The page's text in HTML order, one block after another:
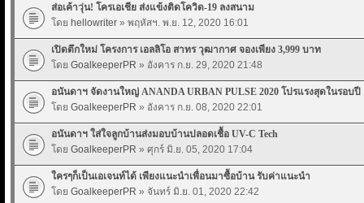
ส่อเค้าวุ่น! โครเอเชีย ส่งแข้งติดโควิด-19 ลงสนาม
โดย hellowriter » พฤหัสฯ. พ.ย. 12, 2020 16:01
เปิดตึกใหม่ โครงการ เอลลิโอ สาทร วุฒากาศ จองเพียง 3,999 บาท
โดย GoalkeeperPR » อังคาร ก.ย. 29, 2020 21:48
อนันดาฯ จัดงานใหญ่ ANANDA URBAN PULSE 2020 โปรแรงสุดในรอบปี
โดย GoalkeeperPR » อังคาร ก.ย. 08, 2020 22:01
อนันดาฯ ใส่ใจลูกบ้านส่งมอบบ้านปลอดเชื้อ UV-C Tech
โดย GoalkeeperPR » ศุกร์ มิ.ย. 05, 2020 17:04
ใครๆก็เป็นเอเจนท์ได้ เพียงแนะนำเพื่อนมาซื้อบ้าน รับค่าแนะนำ
โดย GoalkeeperPR » จันทร์ มิ.ย. 01, 2020 22:42